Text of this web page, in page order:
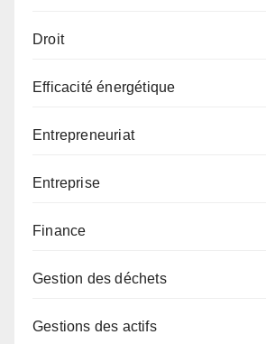
Droit
Efficacité énergétique
Entrepreneuriat
Entreprise
Finance
Gestion des déchets
Gestions des actifs